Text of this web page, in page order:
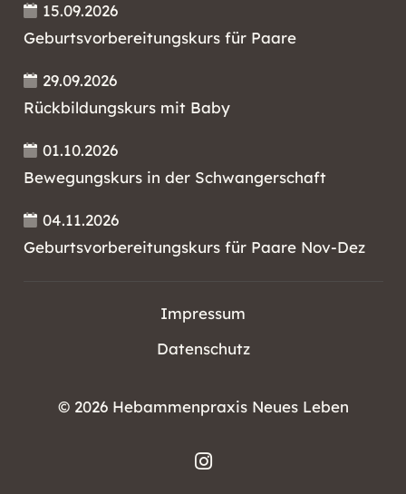
15.09.2026
Geburtsvorbereitungskurs für Paare
29.09.2026
Rückbildungskurs mit Baby
01.10.2026
Bewegungskurs in der Schwangerschaft
04.11.2026
Geburtsvorbereitungskurs für Paare Nov-Dez
© 2026 Hebammenpraxis Neues Leben
Impressum
Datenschutz